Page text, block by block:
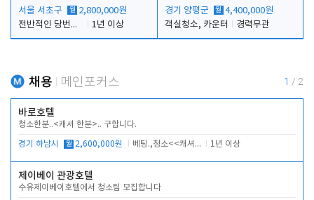
서울 서초구 월 2,800,000원
전반적인 당번업무
1년 이상
경기 양평군 월 4,400,000원
객실청소, 카운터
경력무관
채용 메인포커스 1 / 2
바로호텔
청소한분..<캐셔 한분>.. 구합니다.
경기 하남시 월 2,600,000원 베팅.,청소<<캐셔 모셔봅니다. 1년 이상
제이베이 관광호텔
수유제이베이호텔에서 청소팀 모집합니다